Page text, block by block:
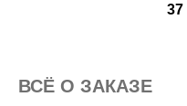
37
ВСË О ЗАКАЗЕ